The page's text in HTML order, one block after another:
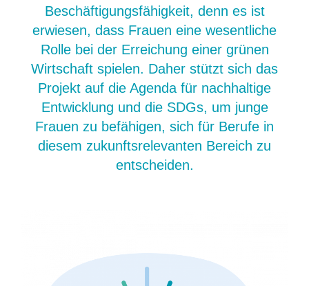
Beschäftigungsfähigkeit, denn es ist
erwiesen, dass Frauen eine wesentliche
Rolle bei der Erreichung einer grünen
Wirtschaft spielen. Daher stützt sich das
Projekt auf die Agenda für nachhaltige
Entwicklung und die SDGs, um junge
Frauen zu befähigen, sich für Berufe in
diesem zukunftsrelevanten Bereich zu
entscheiden.